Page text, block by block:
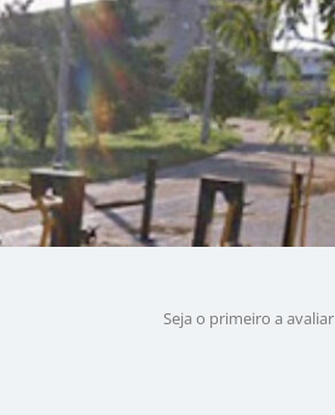
Seja o primeiro a avaliar